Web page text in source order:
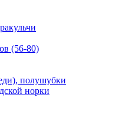
(56-80)
полушубки
норки